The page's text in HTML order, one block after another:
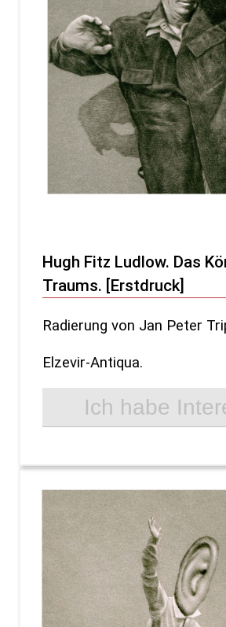
Hugh Fitz Ludlow. Das
Traums. [Erstdruck]
Radierung von Jan Peter
Elzevir-Antiqua.